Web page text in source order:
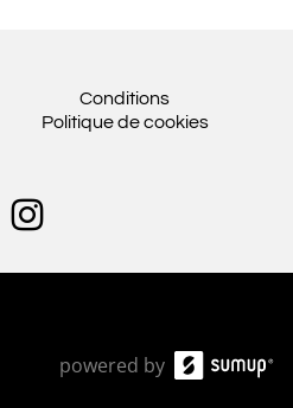
Conditions
Politique de cookies
powered by